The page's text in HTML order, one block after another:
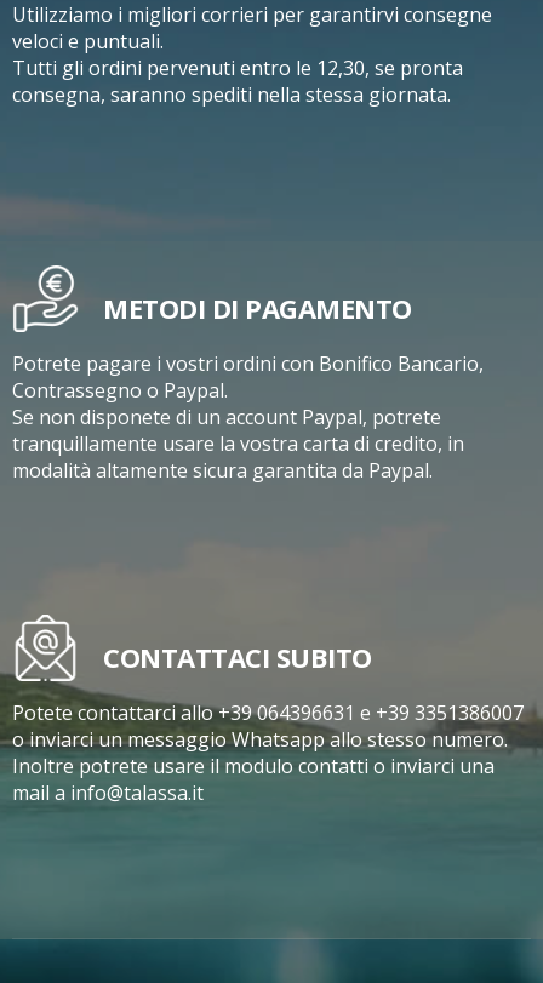
Utilizziamo i migliori corrieri per garantirvi consegne
veloci e puntuali.
Tutti gli ordini pervenuti entro le 12,30, se pronta
consegna, saranno spediti nella stessa giornata.
METODI DI PAGAMENTO
Potrete pagare i vostri ordini con Bonifico Bancario,
Contrassegno o Paypal.
Se non disponete di un account Paypal, potrete
tranquillamente usare la vostra carta di credito, in
modalità altamente sicura garantita da Paypal.
CONTATTACI SUBITO
Potete contattarci allo +39 064396631 e +39 3351386007
o inviarci un messaggio Whatsapp allo stesso numero.
Inoltre potrete usare il modulo contatti o inviarci una
mail a info@talassa.it